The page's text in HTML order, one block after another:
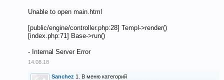
Unable to open main.html
[public/engine/controller.php:28] Templ->render()
[index.php:71] Base->run()
- Internal Server Error
14.08.18
Sanchez 1. В меню категорий